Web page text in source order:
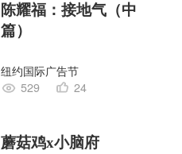
陈耀福：接地气（中
篇）
纽约国际广告节
529
24
蘑菇鸡x小脑府